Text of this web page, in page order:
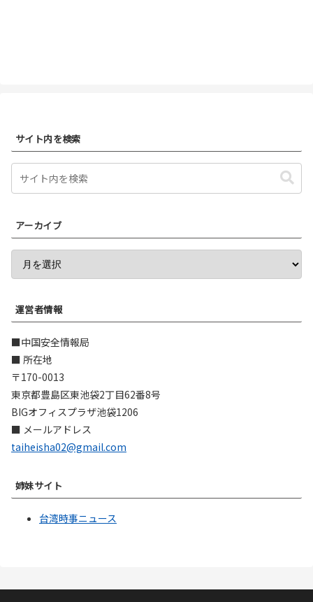
サイト内を検索
アーカイブ
運営者情報
■中国安全情報局
■ 所在地
〒170-0013
東京都豊島区東池袋2丁目62番8号
BIGオフィスプラザ池袋1206
■ メールアドレス
taiheisha02@gmail.com
姉妹サイト
台湾時事ニュース